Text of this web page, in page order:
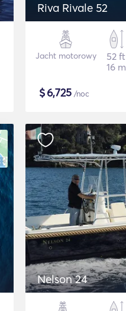
Riva Rivale 52
Jacht motorowy
52 ft
16 m
$6,725 /noc
Nelson 24